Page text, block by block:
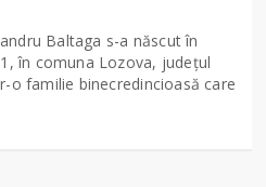
Baltaga s-a născut în
în comuna Lozova, județul
o familie binecredincioasă care